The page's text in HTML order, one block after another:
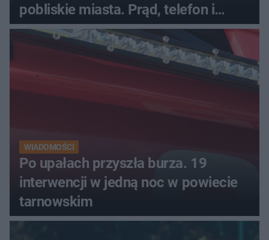
pobliskie miasta. Prąd, telefon i
luksusowa auta
WIADOMOŚCI
Po upałach przyszła burza. 19
interwencji w jedną noc w powiecie
tarnowskim